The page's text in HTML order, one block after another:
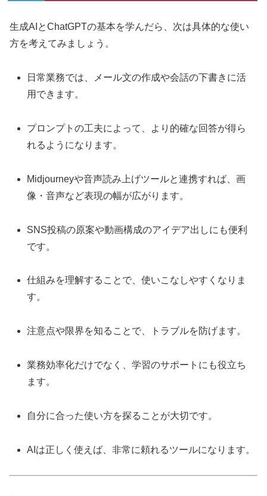
生成AIとChatGPTの基本を学んだら、次は具体的な使い
方を考えてみましょう。
日常業務では、メール文の作成や会話の下書きに活
用できます。
プロンプトの工夫によって、より的確な回答が得ら
れるようになります。
Midjourneyや音声読み上げツールと連携すれば、画
像・音声など表現の幅が広がります。
SNS投稿の原案や動画構成のアイデア出しにも便利
です。
仕組みを理解することで、使いこなしやすくなりま
す。
注意点や限界を知ることで、トラブルを防げます。
業務効率化だけでなく、学習のサポートにも役立ち
ます。
自分に合った使い方を探ることが大切です。
AIは正しく使えば、非常に頼れるツールになります。